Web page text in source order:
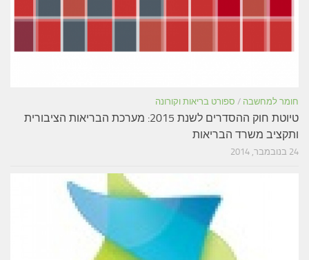
חומר למחשבה / ספורט בריאות וקורונה
טיוטת חוק ההסדרים לשנת 2015: מערכת הבריאות הציבורית
ותקציב משרד הבריאות
24 בנובמבר, 2014